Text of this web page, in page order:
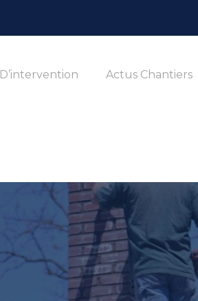
Actus Chantiers